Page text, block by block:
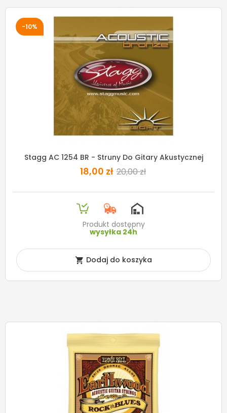
-10%
Stagg AC 1254 BR - Struny Do Gitary Akustycznej
18,00 zł 20,00 zł
Produkt dostępny
wysyłka 24h
 Dodaj do koszyka